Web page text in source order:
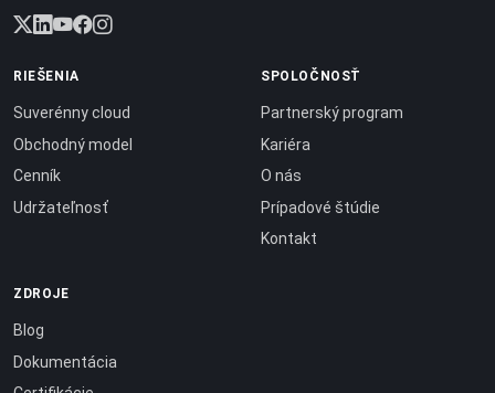
RIEŠENIA
Suverénny cloud
Obchodný model
Cenník
Udržateľnosť
SPOLOČNOSŤ
Partnerský program
Kariéra
O nás
Prípadové štúdie
Kontakt
ZDROJE
Blog
Dokumentácia